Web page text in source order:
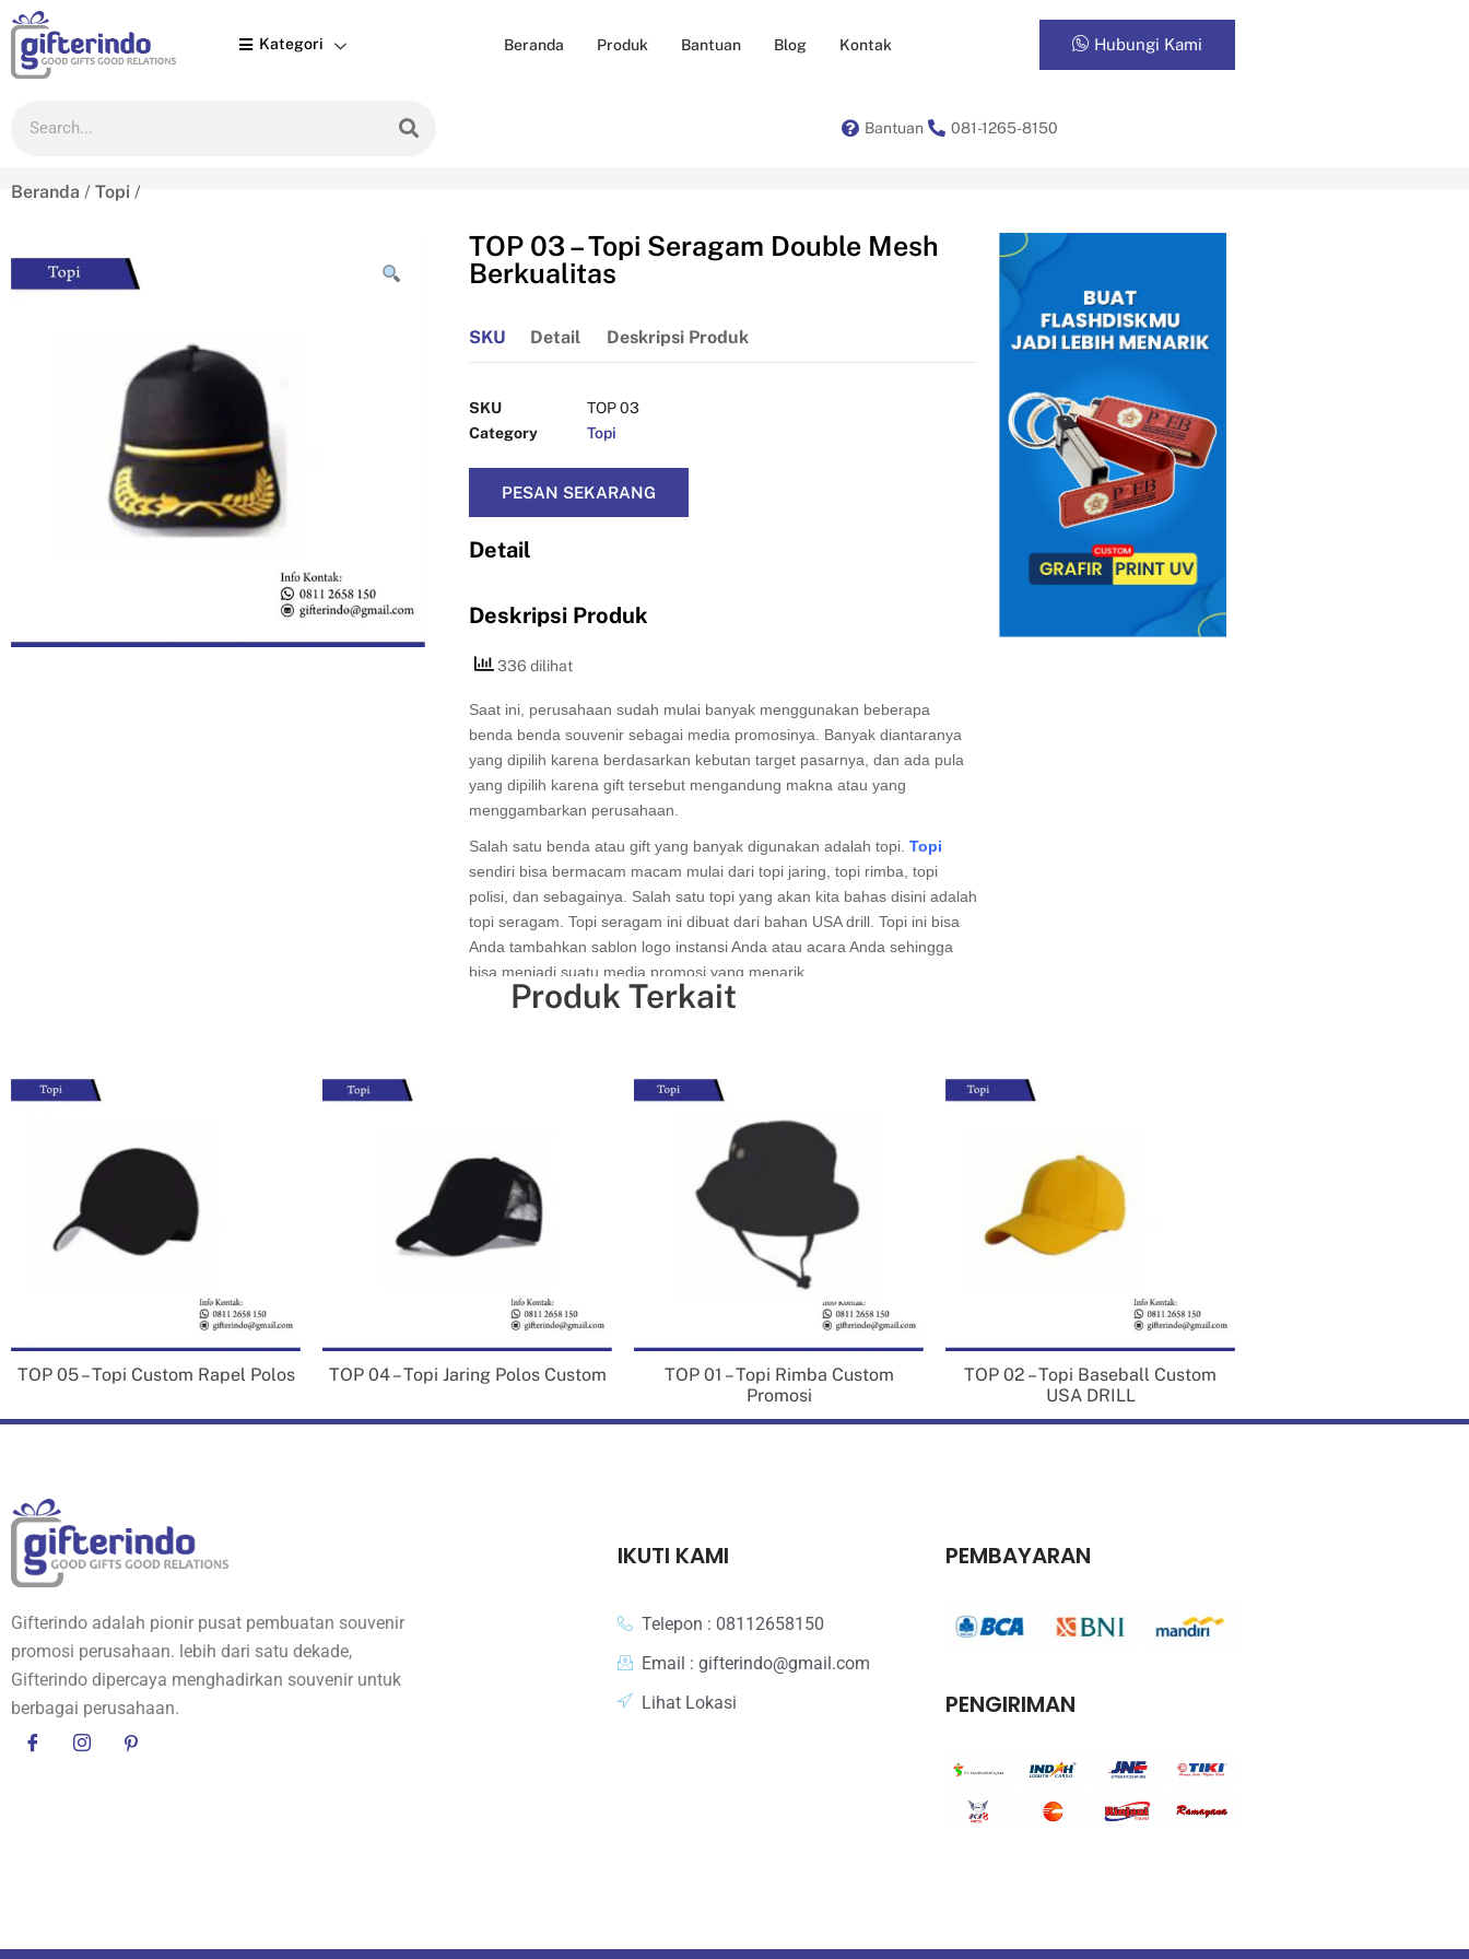
 Kategori Beranda Produk Bantuan Blog Kontak Hubungi Kami
Bantuan 081-1265-8150
Beranda / Topi /
TOP 03 – Topi Seragam Double Mesh
Berkualitas
SKU Detail Deskripsi Produk
SKU
TOP 03
Category
Topi
PESAN SEKARANG
Detail
Deskripsi Produk
336 dilihat
Saat ini, perusahaan sudah mulai banyak menggunakan beberapa
benda benda souvenir sebagai media promosinya. Banyak diantaranya
yang dipilih karena berdasarkan kebutan target pasarnya, dan ada pula
yang dipilih karena gift tersebut mengandung makna atau yang
menggambarkan perusahaan.
Salah satu benda atau gift yang banyak digunakan adalah topi. Topi
sendiri bisa bermacam macam mulai dari topi jaring, topi rimba, topi
polisi, dan sebagainya. Salah satu topi yang akan kita bahas disini adalah
topi seragam. Topi seragam ini dibuat dari bahan USA drill. Topi ini bisa
Anda tambahkan sablon logo instansi Anda atau acara Anda sehingga
bisa menjadi suatu media promosi yang menarik.
Warna
Topi Seragam Double Mesh Berkualitas
Gift yang satu ini cocok untuk anda jadikan sebagai media promosi
ataupun hadiah untuk rekanan perusahaan. Selain jam dinding, masih
ada banyak pilihan Gift yang bisa Anda dapatkan diGifterindo.
Dapatkan juga harga souvenir perusahaan promo lainnya dengan harga
Produk Terkait
TOP 05 – Topi Custom Rapel Polos TOP 04 – Topi Jaring Polos Custom
TOP 01 – Topi Rimba Custom
Promosi
TOP 02 – Topi Baseball Custom
USA DRILL
Gifterindo adalah pionir pusat pembuatan souvenir
promosi perusahaan. lebih dari satu dekade,
Gifterindo dipercaya menghadirkan souvenir untuk
berbagai perusahaan.
IKUTI KAMI
Telepon : 08112658150
Email : gifterindo@gmail.com
Lihat Lokasi
PEMBAYARAN
PENGIRIMAN